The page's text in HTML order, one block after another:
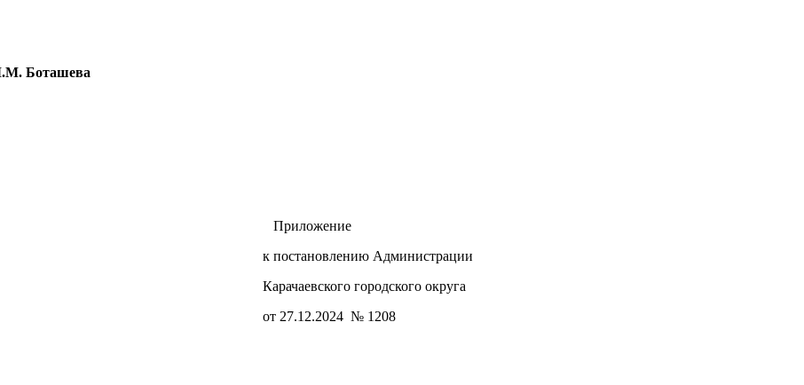
Приложение
к постановлению Администрации
Карачаевского городского округа
от 27.12.2024 № 1208